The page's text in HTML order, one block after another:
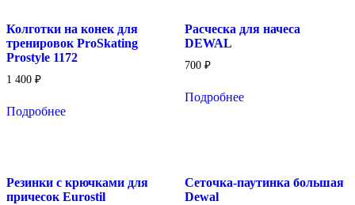
Колготки на конек для
тренировок ProSkating
Prostyle 1172
1 400 ₽
Подробнее
Расческа для начеса
DEWAL
700 ₽
Подробнее
Резинки с крючками для
причесок Eurostil
Сеточка-паутинка большая
Dewal